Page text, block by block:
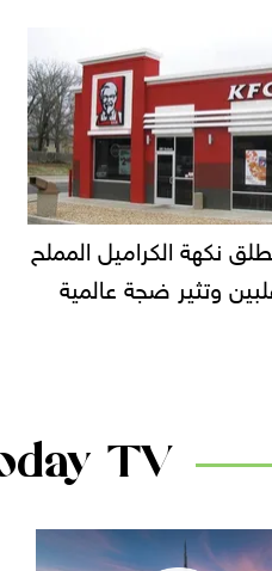
للتحقيق في أسباب تأخر
ألبان الأطفال من
TV